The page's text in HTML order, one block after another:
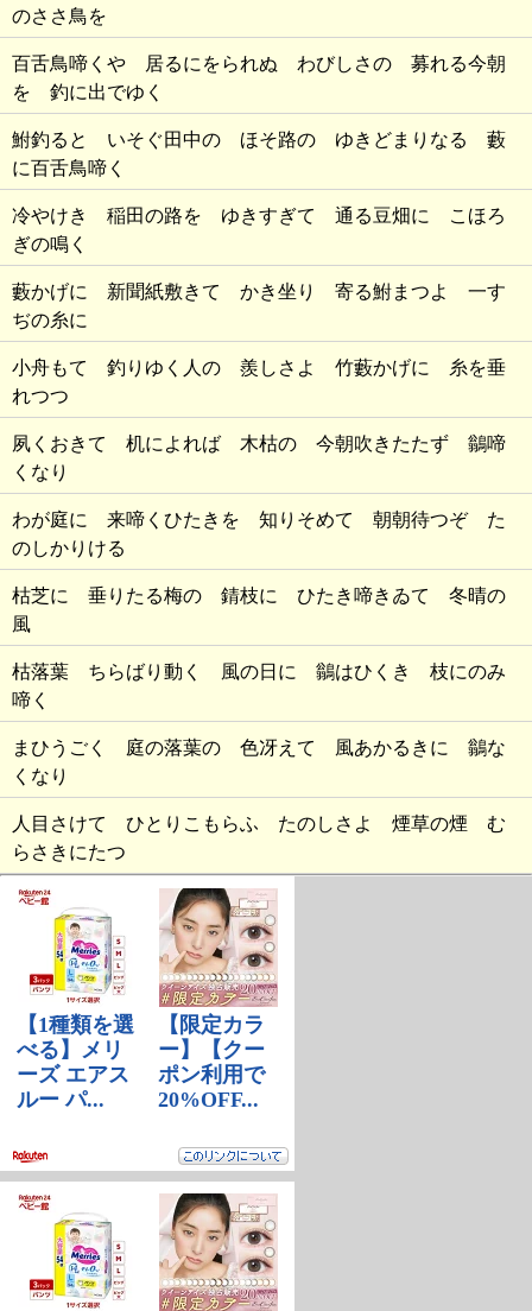
のささ鳥を
百舌鳥啼くや 居るにをられぬ わびしさの 募れる今朝
を 釣に出でゆく
鮒釣ると いそぐ田中の ほそ路の ゆきどまりなる 藪
に百舌鳥啼く
冷やけき 稲田の路を ゆきすぎて 通る豆畑に こほろ
ぎの鳴く
藪かげに 新聞紙敷きて かき坐り 寄る鮒まつよ 一す
ぢの糸に
小舟もて 釣りゆく人の 羨しさよ 竹藪かげに 糸を垂
れつつ
夙くおきて 机によれば 木枯の 今朝吹きたたず 鶲啼
くなり
わが庭に 来啼くひたきを 知りそめて 朝朝待つぞ た
のしかりける
枯芝に 垂りたる梅の 錆枝に ひたき啼きゐて 冬晴の
風
枯落葉 ちらばり動く 風の日に 鶲はひくき 枝にのみ
啼く
まひうごく 庭の落葉の 色冴えて 風あかるきに 鶲な
くなり
人目さけて ひとりこもらふ たのしさよ 煙草の煙 む
らさきにたつ